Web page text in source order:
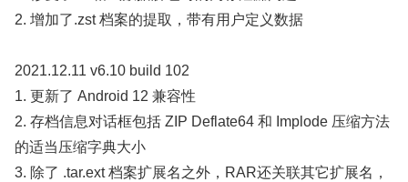
2. 增加了.zst 档案的提取，带有用户定义数据
2021.12.11 v6.10 build 102
1. 更新了 Android 12 兼容性
2. 存档信息对话框包括 ZIP Deflate64 和 Implode 压缩方法
的适当压缩字典大小
3. 除了 .tar.ext 档案扩展名之外，RAR还关联其它扩展名，